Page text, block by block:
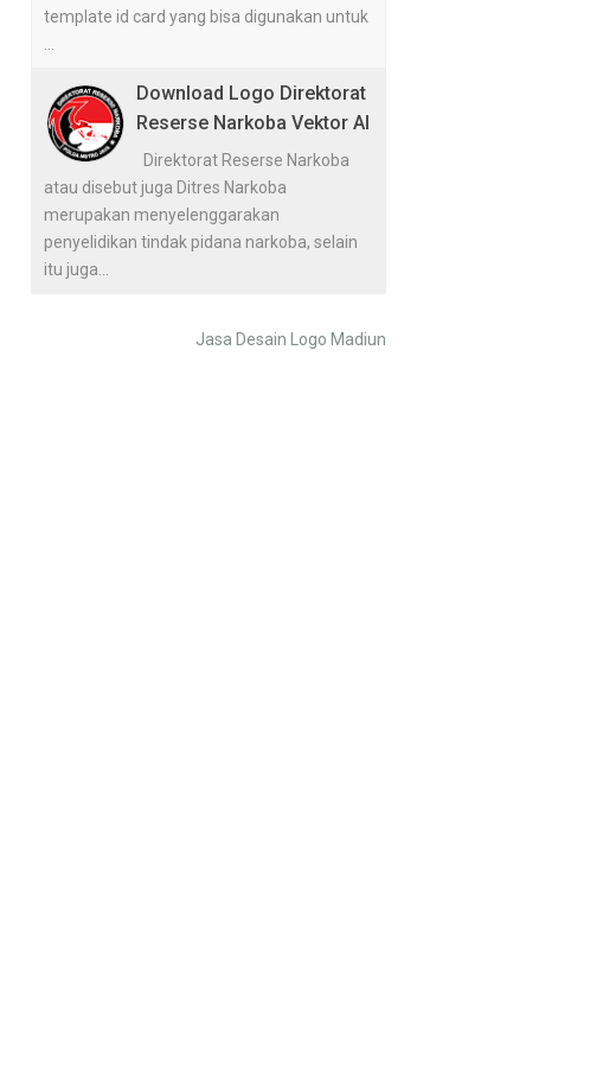
template id card yang bisa digunakan untuk
Download Logo Direktorat
Reserse Narkoba Vektor AI
Direktorat Reserse Narkoba
atau disebut juga Ditres Narkoba
merupakan menyelenggarakan
penyelidikan tindak pidana narkoba, selain
itu juga...
Jasa Desain Logo Madiun